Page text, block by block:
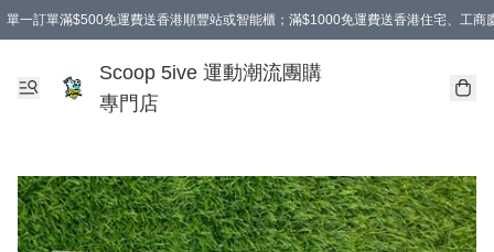
單一訂單滿$500免運費送香港順豐站或智能櫃；滿$1000免運費送香港住宅、工商
Scoop 5ive 運動潮流團購
專門店